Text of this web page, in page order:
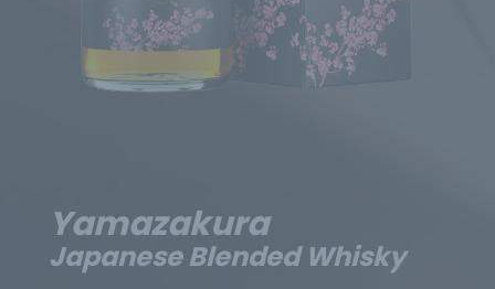
Yamazakura
Japanese Blended Whisky